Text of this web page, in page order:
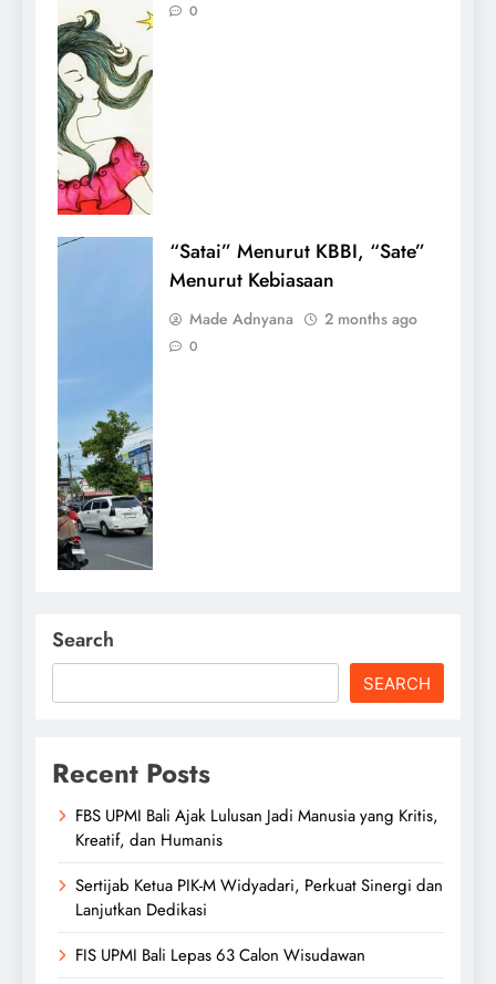
0
“Satai” Menurut KBBI, “Sate”
Menurut Kebiasaan
Made Adnyana 2 months ago
0
Search
SEARCH
Recent Posts
FBS UPMI Bali Ajak Lulusan Jadi Manusia yang Kritis,
Kreatif, dan Humanis
Sertijab Ketua PIK-M Widyadari, Perkuat Sinergi dan
Lanjutkan Dedikasi
FIS UPMI Bali Lepas 63 Calon Wisudawan